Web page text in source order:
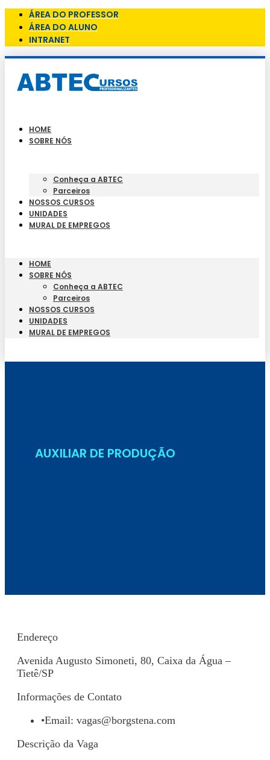
ÁREA DO PROFESSOR
ÁREA DO ALUNO
INTRANET
HOME
SOBRE NÓS
Conheça a ABTEC
Parceiros
NOSSOS CURSOS
UNIDADES
MURAL DE EMPREGOS
HOME
SOBRE NÓS
Conheça a ABTEC
Parceiros
NOSSOS CURSOS
UNIDADES
MURAL DE EMPREGOS
AUXILIAR DE PRODUÇÃO
Endereço
Avenida Augusto Simoneti, 80, Caixa da Água –
Tietê/SP
Informações de Contato
•Email: vagas@borgstena.com
Descrição da Vaga